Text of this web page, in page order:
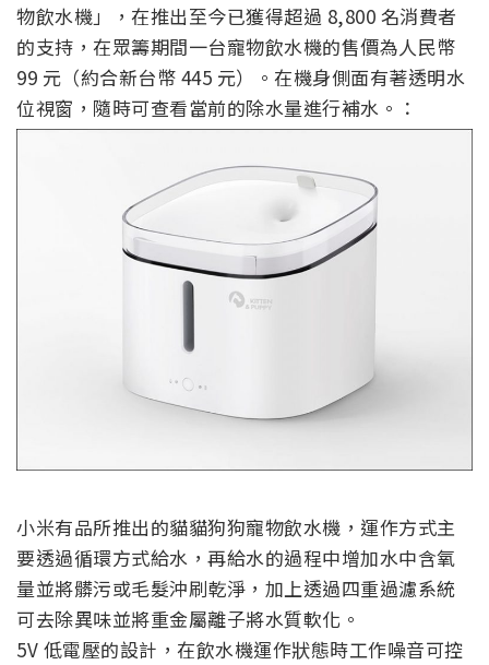
物飲水機」，在推出至今已獲得超過 8,800 名消費者
的支持，在眾籌期間一台寵物飲水機的售價為人民幣
99 元（約合新台幣 445 元）。在機身側面有著透明水
位視窗，隨時可查看當前的除水量進行補水。：
小米有品所推出的貓貓狗狗寵物飲水機，運作方式主
要透過循環方式給水，再給水的過程中增加水中含氧
量並將髒污或毛髮沖刷乾淨，加上透過四重過濾系統
可去除異味並將重金屬離子將水質軟化。
5V 低電壓的設計，在飲水機運作狀態時工作噪音可控